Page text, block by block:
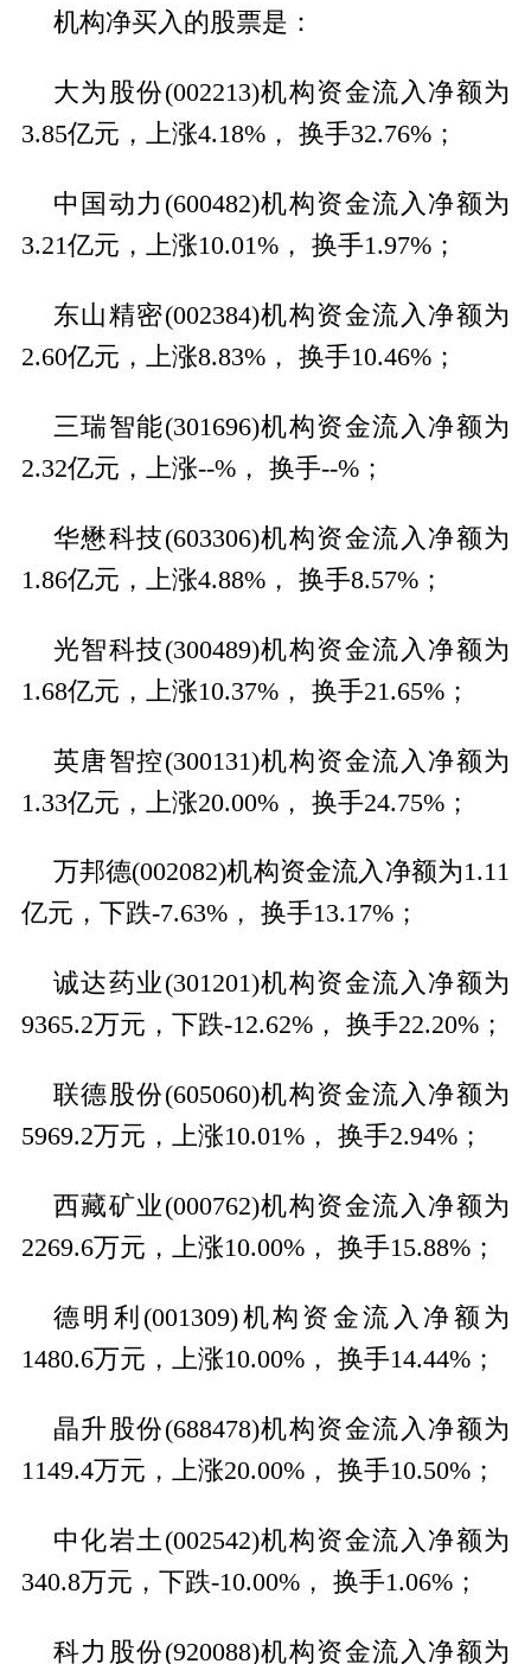
机构净买入的股票是：
大为股份(002213)机构资金流入净额为
3.85亿元，上涨4.18%， 换手32.76%；
中国动力(600482)机构资金流入净额为
3.21亿元，上涨10.01%， 换手1.97%；
东山精密(002384)机构资金流入净额为
2.60亿元，上涨8.83%， 换手10.46%；
三瑞智能(301696)机构资金流入净额为
2.32亿元，上涨--%， 换手--%；
华懋科技(603306)机构资金流入净额为
1.86亿元，上涨4.88%， 换手8.57%；
光智科技(300489)机构资金流入净额为
1.68亿元，上涨10.37%， 换手21.65%；
英唐智控(300131)机构资金流入净额为
1.33亿元，上涨20.00%， 换手24.75%；
万邦德(002082)机构资金流入净额为1.11
亿元，下跌-7.63%， 换手13.17%；
诚达药业(301201)机构资金流入净额为
9365.2万元，下跌-12.62%， 换手22.20%；
联德股份(605060)机构资金流入净额为
5969.2万元，上涨10.01%， 换手2.94%；
西藏矿业(000762)机构资金流入净额为
2269.6万元，上涨10.00%， 换手15.88%；
德明利(001309)机构资金流入净额为
1480.6万元，上涨10.00%， 换手14.44%；
晶升股份(688478)机构资金流入净额为
1149.4万元，上涨20.00%， 换手10.50%；
中化岩土(002542)机构资金流入净额为
340.8万元，下跌-10.00%， 换手1.06%；
科力股份(920088)机构资金流入净额为